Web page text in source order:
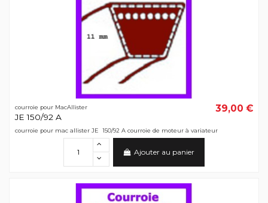
courroie pour MacAllister
JE 150/92 A
39,00 €
courroie pour mac allister JE 150/92 A courroie de moteur à variateur
Ajouter au panier